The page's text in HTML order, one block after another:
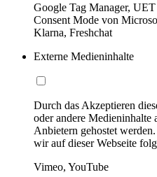
Google Tag Manager,
Consent Mode von
Klarna, Freshchat
Externe Medieninhalte
Durch das Akzeptieren
oder andere Medieninhalte
Anbietern gehostet
wir auf dieser Webseite
Vimeo, YouTube